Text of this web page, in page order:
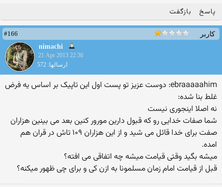
پاسخ بازگفت
کاربر
#166
nimachi
21 Apr 2013 22:36
ارسالها: 572
ebraaaaahim: دوست عزیز تو پست اول این تاپیک بر اساس یه فرض
غلط بنا شده:
نه اصلا اینجوری نیست
شما صفات خدایی رو که قبول دارین مورور کنین بعد می بینین هزاران
صفت برای خدا قائل می شید و از این هزاران ۱۰۹ تاش در قران هم
امده.
میشه بگید وقتی قیامت میشه چه اتفاقی می افته؟
قبل از قیامت امام زمان مسلمونا به ازن کی و برای چی ظهور میکنه؟